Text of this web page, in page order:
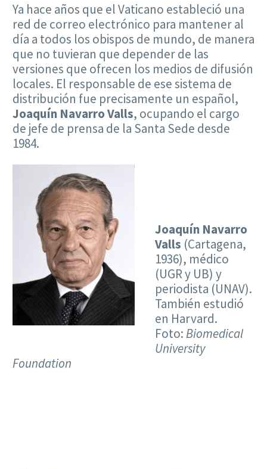
Ya hace años que el Vaticano estableció una
red de correo electrónico para mantener al
día a todos los obispos de mundo, de manera
que no tuvieran que depender de las
versiones que ofrecen los medios de difusión
locales. El responsable de ese sistema de
distribución fue precisamente un español,
Joaquín Navarro Valls, ocupando el cargo
de jefe de prensa de la Santa Sede desde
1984.
Joaquín Navarro
Valls (Cartagena,
1936), médico
(UGR y UB) y
periodista (UNAV).
También estudió
en Harvard.
Foto:Biomedical
University
Foundation